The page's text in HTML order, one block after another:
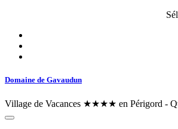
Domaine de Gavaudun
Village de Vacances ★★★★ en Périgord -